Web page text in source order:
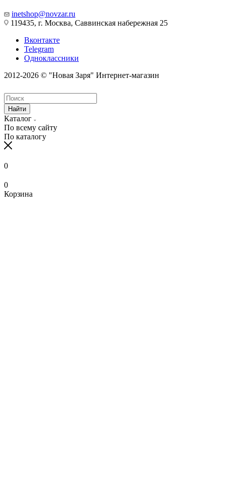
inetshop@novzar.ru
119435, г. Москва, Саввинская набережная 25
Вконтакте
Telegram
Одноклассники
2012-2026 © "Новая Заря" Интернет-магазин
Найти
Каталог
По всему сайту
По каталогу
0
0
Корзина